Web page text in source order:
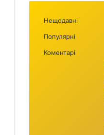
Нещодавні
Популярні
Коментарі